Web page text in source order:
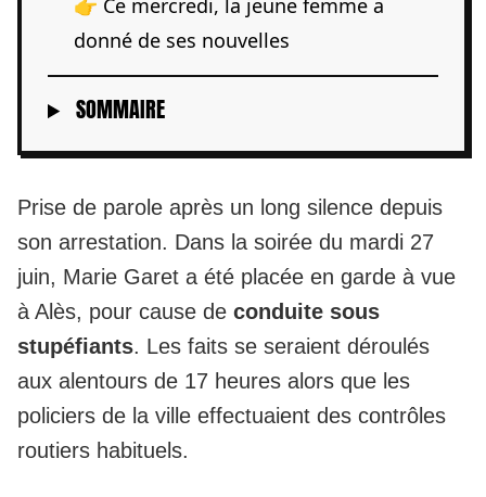
👉 Ce mercredi, la jeune femme a
donné de ses nouvelles
SOMMAIRE
Prise de parole après un long silence depuis
son arrestation. Dans la soirée du mardi 27
juin, Marie Garet a été placée en garde à vue
à Alès, pour cause de conduite sous
stupéfiants. Les faits se seraient déroulés
aux alentours de 17 heures alors que les
policiers de la ville effectuaient des contrôles
routiers habituels.